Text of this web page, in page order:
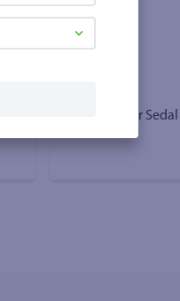
+ Agregar
Sérum capilar